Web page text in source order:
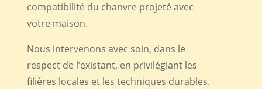
compatibilité du chanvre projeté avec
votre maison.
Nous intervenons avec soin, dans le
respect de l’existant, en privilégiant les
filières locales et les techniques durables.